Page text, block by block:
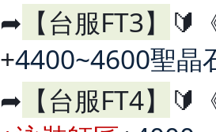
➦ 【台服FT3】 🔰
+4400~4600聖晶
➦ 【台服FT4】 🔰